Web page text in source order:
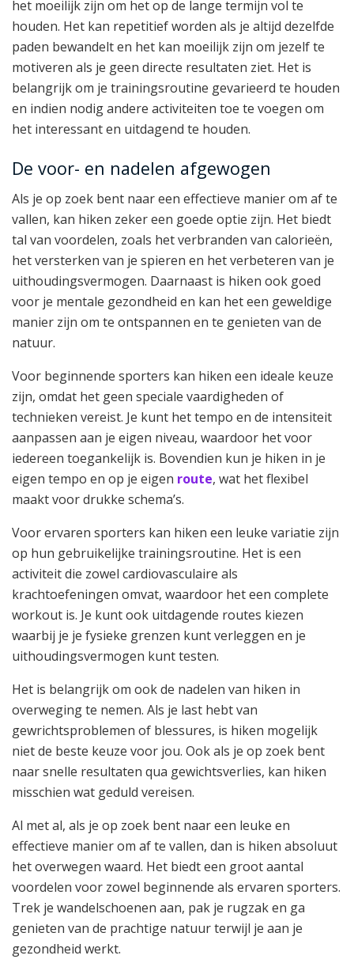
het moeilijk zijn om het op de lange termijn vol te
houden. Het kan repetitief worden als je altijd dezelfde
paden bewandelt en het kan moeilijk zijn om jezelf te
motiveren als je geen directe resultaten ziet. Het is
belangrijk om je trainingsroutine gevarieerd te houden
en indien nodig andere activiteiten toe te voegen om
het interessant en uitdagend te houden.
De voor- en nadelen afgewogen
Als je op zoek bent naar een effectieve manier om af te
vallen, kan hiken zeker een goede optie zijn. Het biedt
tal van voordelen, zoals het verbranden van calorieën,
het versterken van je spieren en het verbeteren van je
uithoudingsvermogen. Daarnaast is hiken ook goed
voor je mentale gezondheid en kan het een geweldige
manier zijn om te ontspannen en te genieten van de
natuur.
Voor beginnende sporters kan hiken een ideale keuze
zijn, omdat het geen speciale vaardigheden of
technieken vereist. Je kunt het tempo en de intensiteit
aanpassen aan je eigen niveau, waardoor het voor
iedereen toegankelijk is. Bovendien kun je hiken in je
eigen tempo en op je eigen route, wat het flexibel
maakt voor drukke schema’s.
Voor ervaren sporters kan hiken een leuke variatie zijn
op hun gebruikelijke trainingsroutine. Het is een
activiteit die zowel cardiovasculaire als
krachtoefeningen omvat, waardoor het een complete
workout is. Je kunt ook uitdagende routes kiezen
waarbij je je fysieke grenzen kunt verleggen en je
uithoudingsvermogen kunt testen.
Het is belangrijk om ook de nadelen van hiken in
overweging te nemen. Als je last hebt van
gewrichtsproblemen of blessures, is hiken mogelijk
niet de beste keuze voor jou. Ook als je op zoek bent
naar snelle resultaten qua gewichtsverlies, kan hiken
misschien wat geduld vereisen.
Al met al, als je op zoek bent naar een leuke en
effectieve manier om af te vallen, dan is hiken absoluut
het overwegen waard. Het biedt een groot aantal
voordelen voor zowel beginnende als ervaren sporters.
Trek je wandelschoenen aan, pak je rugzak en ga
genieten van de prachtige natuur terwijl je aan je
gezondheid werkt.